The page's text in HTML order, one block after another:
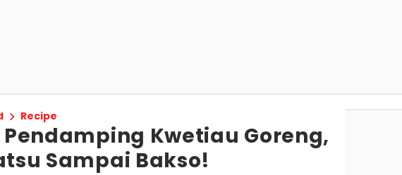
Recipe
Pendamping Kwetiau Goreng,
Sampai Bakso!